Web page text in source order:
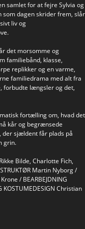
samlet for at fejre Sylvia og
som dagen skrider frem, slår
liv og
det morsomme og
familiebånd, klasse,
replikker og en varme,
familiedrama med alt fra
forbudte længsler og det,
fortælling om, hvad det
kår og begrænsede
der sjældent får plads på
grin.
Bilde, Charlotte Fich,
Martin Nyborg /
/ BEARBEJDNING
KOSTUMEDESIGN Christian